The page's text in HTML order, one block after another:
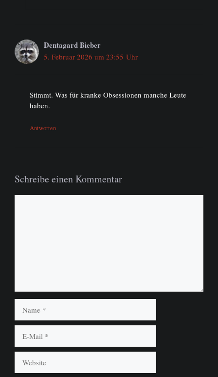
Dentagard Bieber
5. Februar 2026 um 23:55 Uhr
Stimmt. Was für kranke Obsessionen manche Leute
haben.
Antworten
Schreibe einen Kommentar
Mail